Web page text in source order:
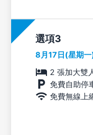
選項
8月17日(星期
2 張加大雙
免費自助停
免費無線上